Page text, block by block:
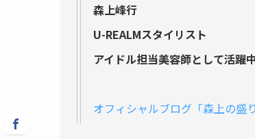
森上峰行
U-REALMスタイリスト
アイドル担当美容師として活躍
オフィシャルブログ「森上の盛